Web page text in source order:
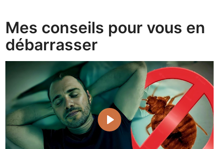
Mes conseils pour vous en
débarrasser
Play